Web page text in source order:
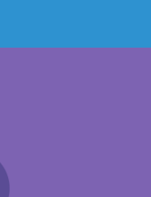
(Rio-Zeit)